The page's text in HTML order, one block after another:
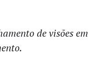
de visões em